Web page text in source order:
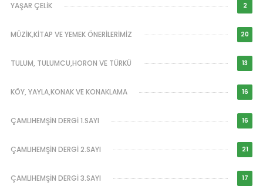
YAŞAR ÇELİK 2
MÜZİK,KİTAP VE YEMEK ÖNERİLERİMİZ 20
TULUM, TULUMCU,HORON VE TÜRKÜ 13
KÖY, YAYLA,KONAK VE KONAKLAMA 16
ÇAMLIHEMŞİN DERGİ 1.SAYI 16
ÇAMLIHEMŞİN DERGİ 2.SAYI 21
ÇAMLIHEMŞİN DERGİ 3.SAYI 17